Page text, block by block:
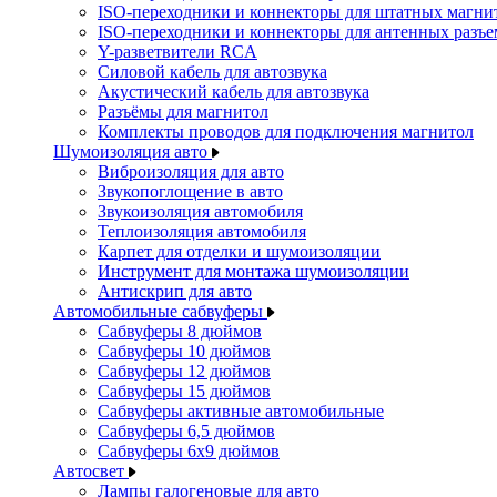
ISO-переходники и коннекторы для штатных
ISO-переходники и коннекторы для антенных
Y-разветвители RCA
Силовой кабель для автозвука
Акустический кабель для автозвука
Разъёмы для магнитол
Комплекты проводов для подключения магнитол
Шумоизоляция авто
Виброизоляция для авто
Звукопоглощение в авто
Звукоизоляция автомобиля
Теплоизоляция автомобиля
Карпет для отделки и шумоизоляции
Инструмент для монтажа шумоизоляции
Антискрип для авто
Автомобильные сабвуферы
Сабвуферы 8 дюймов
Сабвуферы 10 дюймов
Сабвуферы 12 дюймов
Сабвуферы 15 дюймов
Сабвуферы активные автомобильные
Сабвуферы 6,5 дюймов
Сабвуферы 6x9 дюймов
Автосвет
Лампы галогеновые для авто